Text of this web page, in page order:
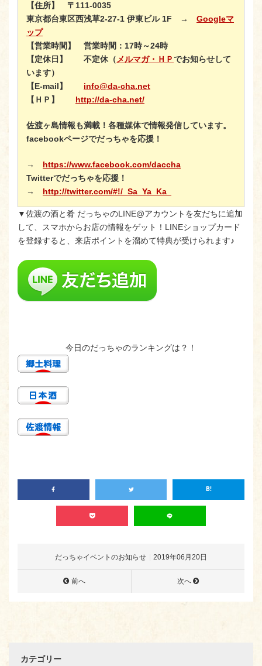
【住所】 〒111-0035
東京都台東区西浅草2-27-1 伊東ビル 1F → Googleマ
ップ
【営業時間】 営業時間：17時～24時
【定休日】 不定休（ メルマガ・ＨＰでお知らせして
います）
【E-mail】 info@da-cha.net
【ＨＰ】 http://da-cha.net/
佐渡ヶ島情報も満載！各種媒体で情報発信しています。
facebookページでだっちゃを応援！
→ https://www.facebook.com/daccha
Twitterでだっちゃを応援！
→ http://twitter.com/#!/_Sa_Ya_Ka_
▼佐渡の酒と肴 だっちゃのLINE@アカウントを友だちに追加
して、スマホからお店の情報をゲット！LINEショップカード
を登録すると、来店ポイントを溜めて特典が受けられます♪
今日のだっちゃのランキングは？！
だっちゃイベントのお知らせ 2019年06月20日
前へ 次へ
カテゴリー